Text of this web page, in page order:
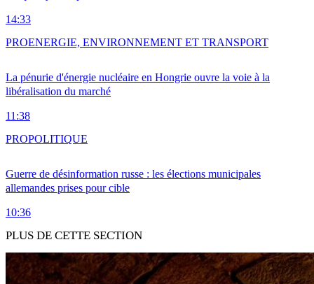
14:33
La pénurie d'énergie nucléaire en Hongrie ouvre la voie à la
libéralisation du marché
11:38
PROENERGIE, ENVIRONNEMENT ET TRANSPORT
Guerre de désinformation russe : les élections municipales
allemandes prises pour cible
10:36
PROPOLITIQUE
PLUS DE CETTE SECTION